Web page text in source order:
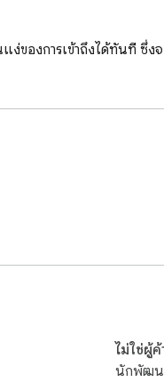
ของการเข้าถึงได้ทันที ซึ่ง
บเนื้อหาของคุณได้อย่างง่าย
นด์ และได้รับความไว้วาง
บ" วันนี้เพื่อให้อยู่ในแถวหน้
ไม่ใช่ผู้ค้
นักพัฒน